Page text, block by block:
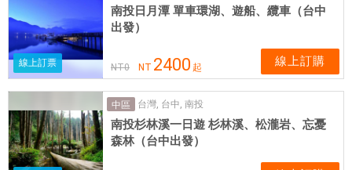
線上訂票
南投日月潭 單車環湖、遊船、纜車（台中
出發）
NT0 NT 2400 起 線上訂購
中區 台灣, 台中, 南投
南投杉林溪一日遊 杉林溪、松瀧岩、忘憂
森林（台中出發）